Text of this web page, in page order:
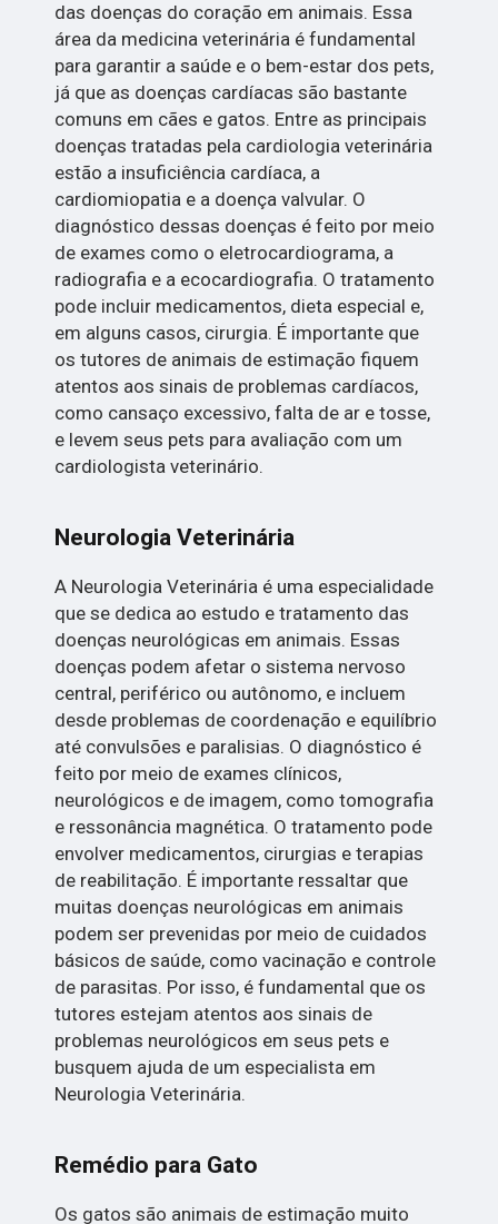
das doenças do coração em animais. Essa
área da medicina veterinária é fundamental
para garantir a saúde e o bem-estar dos pets,
já que as doenças cardíacas são bastante
comuns em cães e gatos. Entre as principais
doenças tratadas pela cardiologia veterinária
estão a insuficiência cardíaca, a
cardiomiopatia e a doença valvular. O
diagnóstico dessas doenças é feito por meio
de exames como o eletrocardiograma, a
radiografia e a ecocardiografia. O tratamento
pode incluir medicamentos, dieta especial e,
em alguns casos, cirurgia. É importante que
os tutores de animais de estimação fiquem
atentos aos sinais de problemas cardíacos,
como cansaço excessivo, falta de ar e tosse,
e levem seus pets para avaliação com um
cardiologista veterinário.
Neurologia Veterinária
A Neurologia Veterinária é uma especialidade
que se dedica ao estudo e tratamento das
doenças neurológicas em animais. Essas
doenças podem afetar o sistema nervoso
central, periférico ou autônomo, e incluem
desde problemas de coordenação e equilíbrio
até convulsões e paralisias. O diagnóstico é
feito por meio de exames clínicos,
neurológicos e de imagem, como tomografia
e ressonância magnética. O tratamento pode
envolver medicamentos, cirurgias e terapias
de reabilitação. É importante ressaltar que
muitas doenças neurológicas em animais
podem ser prevenidas por meio de cuidados
básicos de saúde, como vacinação e controle
de parasitas. Por isso, é fundamental que os
tutores estejam atentos aos sinais de
problemas neurológicos em seus pets e
busquem ajuda de um especialista em
Neurologia Veterinária.
Remédio para Gato
Os gatos são animais de estimação muito